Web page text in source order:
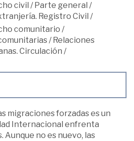
civil / Parte general /
Registro Civil /
comunitario /
/ Relaciones
Circulación /
migraciones forzadas es un
Internacional enfrenta
Aunque no es nuevo, las